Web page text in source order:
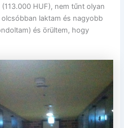
HUF), nem tűnt olyan
laktam és nagyobb
és örültem, hogy